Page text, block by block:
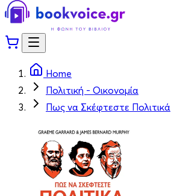
Home
Πολιτική - Οικονομία
Πως να Σκέφτεστε Πολιτικά